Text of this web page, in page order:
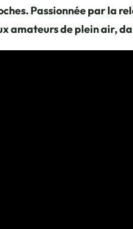
Passionnée par la
amateurs de plein